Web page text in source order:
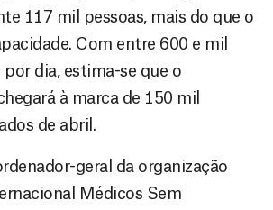
117 mil pessoas, mais do que o
Com entre 600 e mil
por dia, estima-se que o
à marca de 150 mil
de abril.
geral da organização
Médicos Sem